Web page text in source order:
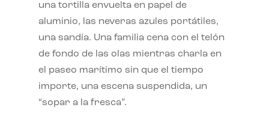
una tortilla envuelta en papel de
aluminio, las neveras azules portátiles,
una sandía. Una familia cena con el telón
de fondo de las olas mientras charla en
el paseo marítimo sin que el tiempo
importe, una escena suspendida, un
“sopar a la fresca”.